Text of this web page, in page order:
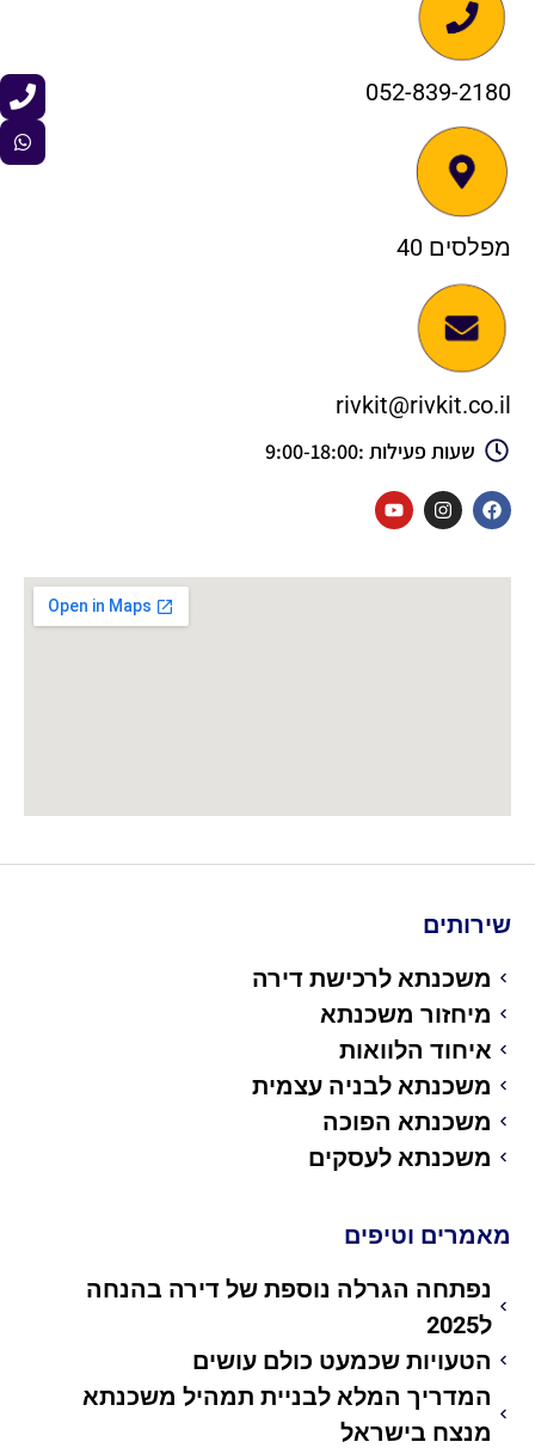
052-839-2180
מפלסים 40
rivkit@rivkit.co.il
שעות פעילות :9:00-18:00
שירותים
משכנתא לרכישת דירה
מיחזור משכנתא
איחוד הלוואות
משכנתא לבניה עצמית
משכנתא הפוכה
משכנתא לעסקים
מאמרים וטיפים
נפתחה הגרלה נוספת של דירה בהנחה
ל2025
הטעויות שכמעט כולם עושים
המדריך המלא לבניית תמהיל משכנתא
מנצח בישראל